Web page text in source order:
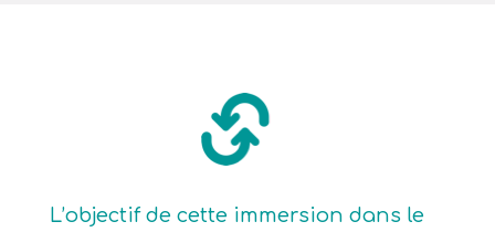
L’objectif de cette immersion dans le